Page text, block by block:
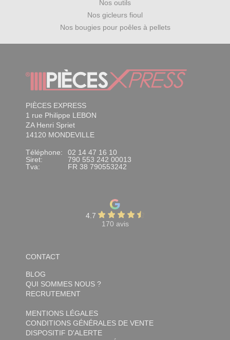
Nos outils
Nos gicleurs fioul
Nos bougies pour poêles à pellets
PIÈCES EXPRESS
1 rue Philippe LEBON
ZA Henri Spriet
14120 MONDEVILLE
Téléphone:
02 14 47 16 10
Siret:
790 553 242 00013
Tva:
FR 38 790553242
4.7
170 avis
CONTACT
BLOG
QUI SOMMES NOUS ?
RECRUTEMENT
MENTIONS LÉGALES
CONDITIONS GÉNÉRALES DE VENTE
DISPOSITIF D'ALERTE